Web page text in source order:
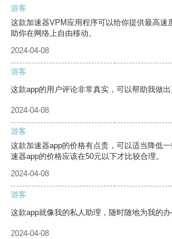
游客
这款加速器VPM应用程序可以给你提供最高速
助你在网络上自由移动。
2024-04-08
游客
这款app的用户评论非常真实，可以帮助我做出
2024-04-08
游客
这款加速器app的价格有点贵，可以适当降低
速器app的价格应该在50元以下才比较合理。
2024-04-08
游客
这款app就像我的私人助理，随时随地为我的办
2024-04-08